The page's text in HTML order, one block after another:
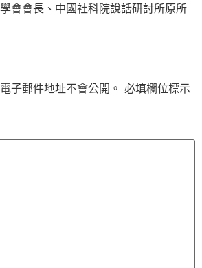
會會長、中國社科院說話研討所原所
子郵件地址不會公開。 必填欄位標示